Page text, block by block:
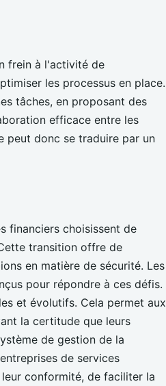
frein à l'activité de
les processus en place.
tâches, en proposant des
efficace entre les
peut donc se traduire par un
financiers choisissent de
transition offre de
en matière de sécurité. Les
pour répondre à ces défis.
et évolutifs. Cela permet aux
la certitude que leurs
de gestion de la
de services
conformité, de faciliter la